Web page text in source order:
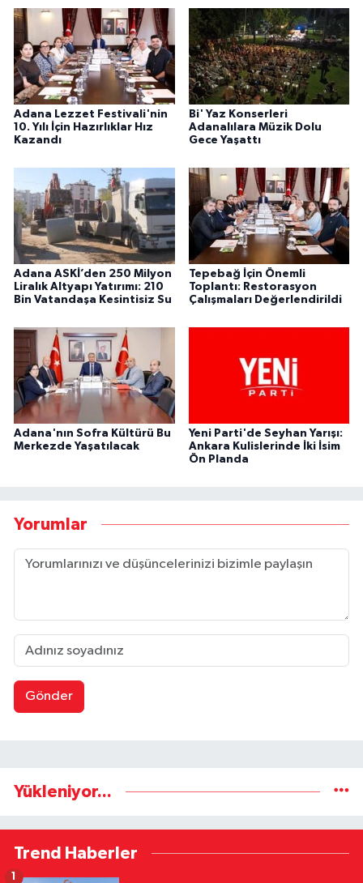
Adana Lezzet Festivali'nin
10. Yılı İçin Hazırlıklar Hız
Kazandı
Bi' Yaz Konserleri
Adanalılara Müzik Dolu
Gece Yaşattı
Adana ASKİ’den 250 Milyon
Liralık Altyapı Yatırımı: 210
Bin Vatandaşa Kesintisiz Su
Tepebağ İçin Önemli
Toplantı: Restorasyon
Çalışmaları Değerlendirildi
Adana'nın Sofra Kültürü Bu
Merkezde Yaşatılacak
Yeni Parti'de Seyhan Yarışı:
Ankara Kulislerinde İki İsim
Ön Planda
Yorumlar
Gönder
Yükleniyor...
Trend Haberler
1